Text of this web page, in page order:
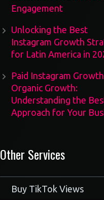
Engagement
Unlocking the Best
Instagram Growth
for Latin America in
Paid Instagram
Organic Growth:
Understanding the
Approach for Your
Other Services
Buy TikTok Views